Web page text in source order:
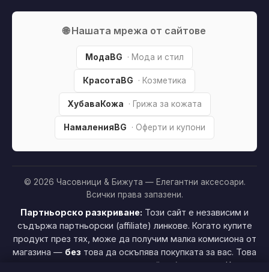
🌐 Нашата мрежа от сайтове
МодаBG · Мода и стил
КрасотаBG · Козметика
ХубаваКожа · Грижа за кожата
НамаленияBG · Оферти и купони
© 2026 Часовници & Бижута — Елегантни аксесоари.
Всички права запазени.
Партньорско разкриване: Този сайт е независим и
съдържа партньорски (affiliate) линкове. Когато купите
продукт през тях, може да получим малка комисиона от
магазина — без това да оскъпява покупката за вас. Това
ни помага да поддържаме сайта безплатен.
Как